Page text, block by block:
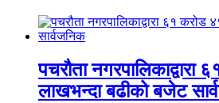
पचरौता नगरपालिकाद्वारा
लाखभन्दा बढीको बजेट